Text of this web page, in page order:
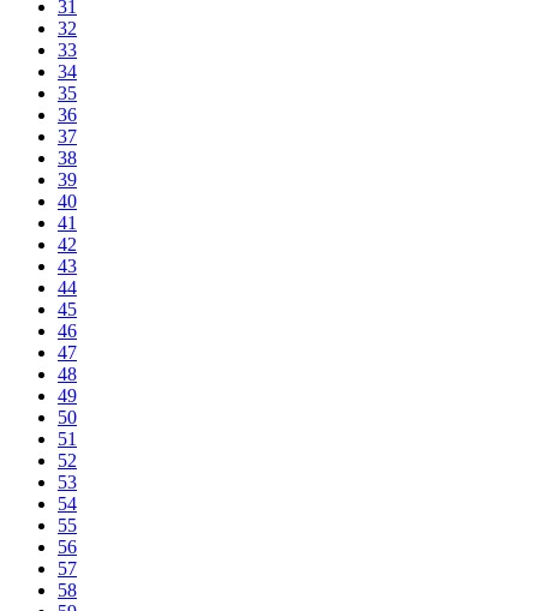
31
32
33
34
35
36
37
38
39
40
41
42
43
44
45
46
47
48
49
50
51
52
53
54
55
56
57
58